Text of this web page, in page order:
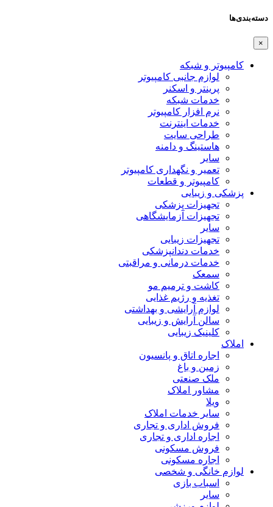
دسته‌بندی‌ها
×
کامپیوتر و شبکه
لوازم جانبی کامپیوتر
پرینتر و اسکنر
خدمات شبکه
نرم افزار کامپیوتر
خدمات اینترنت
طراحی سایت
هاستینگ و دامنه
سایر
تعمیر و نگهداری کامپیوتر
کامپیوتر و قطعات
پزشکی و زیبایی
تجهیزات پزشکی
تجهیزات آزمایشگاهی
سایر
تجهیزات زیبایی
خدمات دندانپزشکی
خدمات درمانی و مراقبتی
سمعک
کاشت و ترمیم مو
تغذیه و رژیم غذایی
لوازم آرایشی و بهداشتی
سالن آرایش و زیبایی
کلینیک زیبایی
املاک
اجاره اتاق و پانسیون
زمین و باغ
ملک صنعتی
مشاور املاک
ویلا
سایر خدمات املاک
فروش اداری و تجاری
اجاره اداری و تجاری
فروش مسکونی
اجاره مسکونی
لوازم خانگی و شخصی
اسباب بازی
سایر